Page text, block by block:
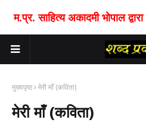
म.प्र. साहित्य अकादमी भोपाल
मुख्यपृष्ठ मेरी माँ (कविता)
मेरी माँ (कविता)